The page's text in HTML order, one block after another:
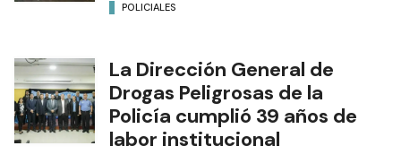
POLICIALES
La Dirección General de
Drogas Peligrosas de la
Policía cumplió 39 años de
labor institucional